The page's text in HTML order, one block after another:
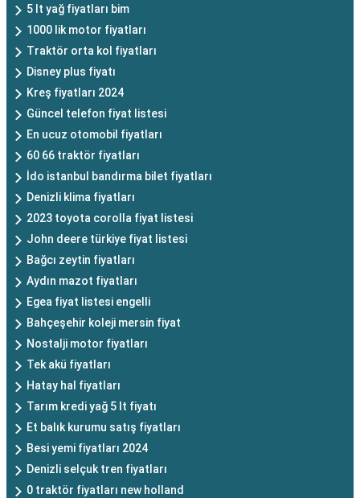
5 lt yağ fiyatları bim
1000 lik motor fiyatları
Traktör orta kol fiyatları
Disney plus fiyatı
Kreş fiyatları 2024
Güncel telefon fiyat listesi
En ucuz otomobil fiyatları
60 66 traktör fiyatları
İdo istanbul bandırma bilet fiyatları
Denizli klima fiyatları
2023 toyota corolla fiyat listesi
John deere türkiye fiyat listesi
Bağcı zeytin fiyatları
Aydın mazot fiyatları
Egea fiyat listesi engelli
Bahçeşehir koleji mersin fiyat
Nostalji motor fiyatları
Tek akü fiyatları
Hatay hal fiyatları
Tarım kredi yağ 5 lt fiyatı
Et balık kurumu satış fiyatları
Besi yemi fiyatları 2024
Denizli selçuk tren fiyatları
0 traktör fiyatları new holland